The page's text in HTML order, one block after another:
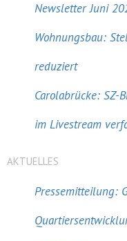
Newsletter Juni
Wohnungsbau:
reduziert
Carolabrücke: SZ-
im Livestream
AKTUELLES
Pressemitteilung: